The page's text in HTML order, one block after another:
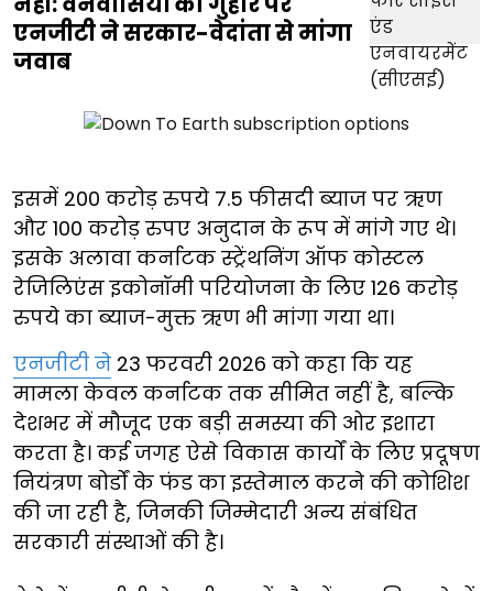
एनजीटी ने सरकार-वेदांता से मांगा
जवाब
इसमें 200 करोड़ रुपये 7.5 फीसदी ब्याज पर ऋण
और 100 करोड़ रुपए अनुदान के रूप में मांगे गए थे।
इसके अलावा कर्नाटक स्ट्रेंथनिंग ऑफ कोस्टल
रेजिलिएंस इकोनॉमी परियोजना के लिए 126 करोड़
रुपये का ब्याज-मुक्त ऋण भी मांगा गया था।
एनजीटी ने 23 फरवरी 2026 को कहा कि यह
मामला केवल कर्नाटक तक सीमित नहीं है, बल्कि
देशभर में मौजूद एक बड़ी समस्या की ओर इशारा
करता है। कई जगह ऐसे विकास कार्यों के लिए प्रदूषण
नियंत्रण बोर्डों के फंड का इस्तेमाल करने की कोशिश
की जा रही है, जिनकी जिम्मेदारी अन्य संबंधित
सरकारी संस्थाओं की है।